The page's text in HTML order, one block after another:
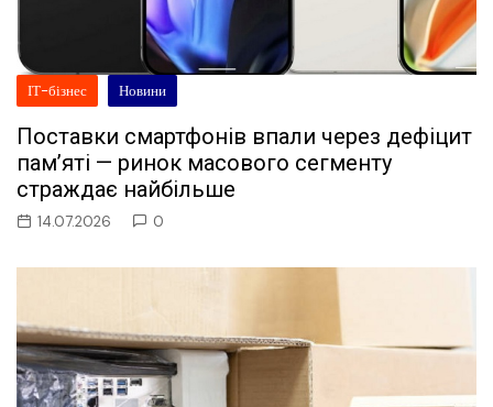
ІТ-бізнес Новини
Поставки смартфонів впали через дефіцит
пам’яті — ринок масового сегменту
страждає найбільше
14.07.2026 0